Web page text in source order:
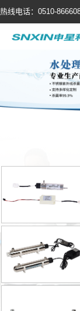
热线电话：0510-